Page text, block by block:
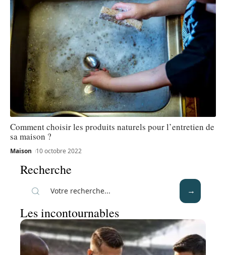
Comment choisir les produits naturels pour l’entretien de
sa maison ?
Maison 10 octobre 2022
Recherche
Les incontournables